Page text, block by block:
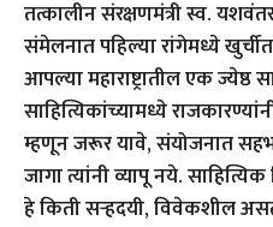
तत्कालीन संरक्षणमंत्री स्व.
संमेलनात पहिल्या रांगेमध्ये
आपल्या महाराष्ट्रातील एक ज्येष्ठ
साहित्यिकांच्यामध्ये
म्हणून जरूर यावे, संयोजनात
जागा त्यांनी व्यापू नये.
हे किती सर्‍हदयी, विवेकशील